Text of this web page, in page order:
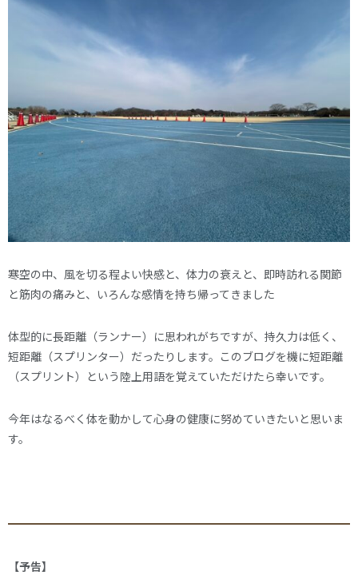
寒空の中、風を切る程よい快感と、体力の衰えと、即時訪れる関節
と筋肉の痛みと、いろんな感情を持ち帰ってきました
体型的に長距離（ランナー）に思われがちですが、持久力は低く、
短距離（スプリンター）だったりします。このブログを機に短距離
（スプリント）という陸上用語を覚えていただけたら幸いです。
今年はなるべく体を動かして心身の健康に努めていきたいと思いま
す。
【予告】